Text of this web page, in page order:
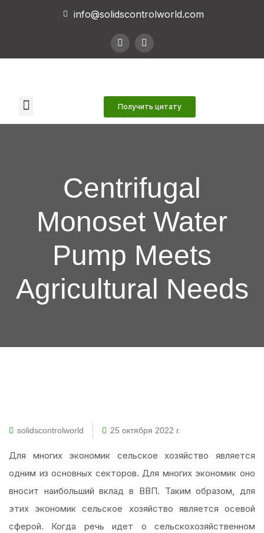
info@solidscontrolworld.com
Получить цитату
Centrifugal
Monoset Water
Pump Meets
Agricultural Needs
solidscontrolworld 25 октября 2022 г.
Для многих экономик сельское хозяйство является
одним из основных секторов. Для многих экономик оно
вносит наибольший вклад в ВВП. Таким образом, для
этих экономик сельское хозяйство является осевой
сферой. Когда речь идет о сельскохозяйственном